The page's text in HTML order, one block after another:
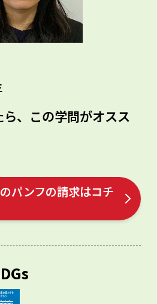
、この学問がオスス
パンフの請求はコチ